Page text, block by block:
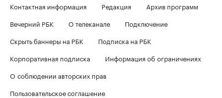
Контактная информация Редакция
Архив программ
Вечерний РБК
О телеканале
Подключение
Скрыть баннеры на РБК
Подписка на РБК
Корпоративная подписка
Информация об ограничениях
О соблюдении авторских прав
Пользовательское соглашение